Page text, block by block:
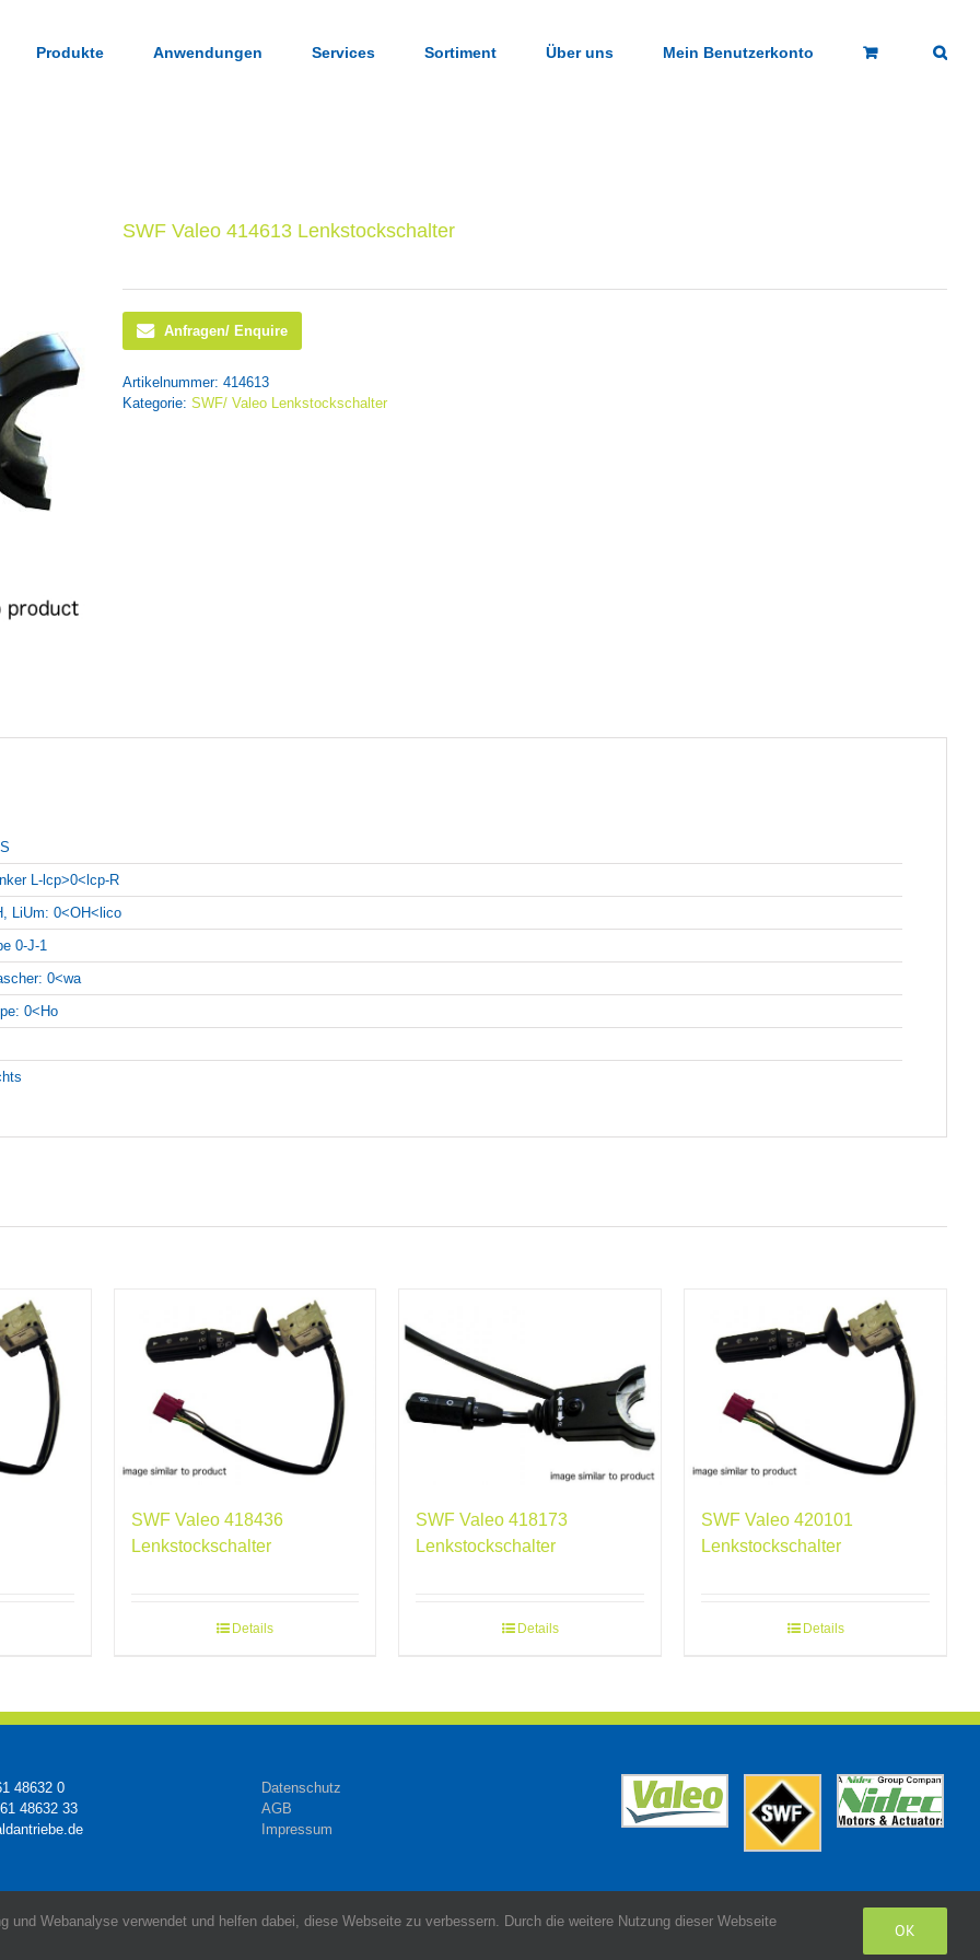
Produkte Anwendungen Services Sortiment Über uns Mein Benutzerkonto
SWF Valeo 414613 Lenkstockschalter
Anfragen/ Enquire
Artikelnummer: 414613
Kategorie: SWF/ Valeo Lenkstockschalter
L-lcp>0<lcp-R
LiUm: 0<OH<lico
0-J-1
0<wa
0<Ho
SWF Valeo 418436
Lenkstockschalter
Details
SWF Valeo 418173
Lenkstockschalter
Details
SWF Valeo 420101
Lenkstockschalter
Details
48632 0
48632 33
Datenschutz
AGB
Impressum
Webanalyse verwendet und helfen dabei, diese Webseite zu verbessern. Durch die weitere Nutzung dieser Webseite
OK